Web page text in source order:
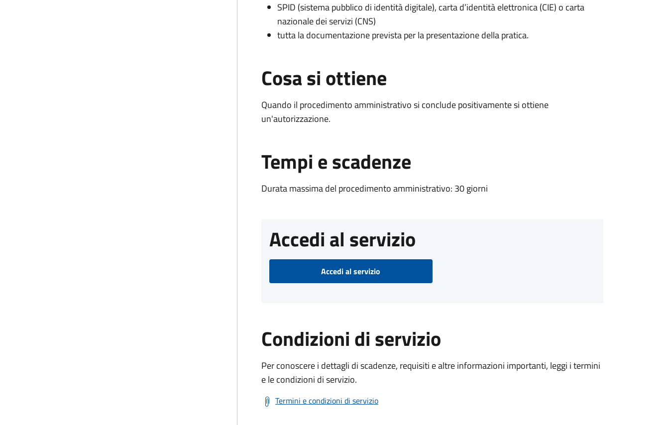
SPID (sistema pubblico di identità digitale), carta d’identità elettronica (CIE) o carta
nazionale dei servizi (CNS)
tutta la documentazione prevista per la presentazione della pratica.
Cosa si ottiene
Quando il procedimento amministrativo si conclude positivamente si ottiene
un'autorizzazione.
Tempi e scadenze
Durata massima del procedimento amministrativo: 30 giorni
Accedi al servizio
Accedi al servizio
Condizioni di servizio
Per conoscere i dettagli di scadenze, requisiti e altre informazioni importanti, leggi i termini
e le condizioni di servizio.
Termini e condizioni di servizio